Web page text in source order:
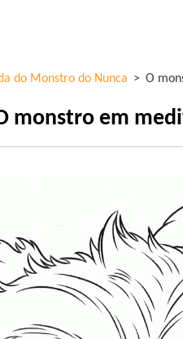
do Monstro do Nunca > O
monstro em